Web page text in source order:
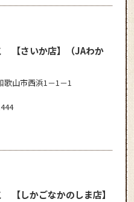
【さいか店】
（JAわか
歌山市西浜1－1－1
【しかごなかのしま店】